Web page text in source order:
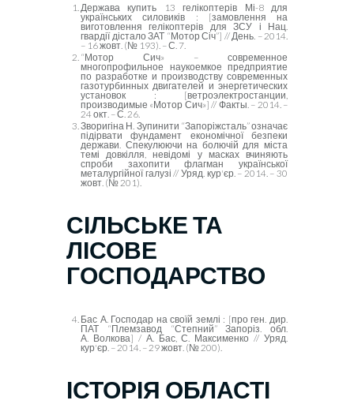
Держава купить 13 гелікоптерів Мі-8 для
українських силовиків : [замовлення на
виготовлення гелікоптерів для ЗСУ і Нац.
гвардії дістало ЗАТ “Мотор Січ”] // День. – 2014.
– 16 жовт. (№ 193). – С. 7.
“Мотор Сич» – современное
многопрофильное наукоемкое предприятие
по разработке и производству современных
газотурбинных двигателей и энергетических
установок : [ветроэлектростанции,
производимые «Мотор Сич»] // Факты. – 2014. –
24 окт. – С. 26.
Зворигіна Н. Зупинити “Запоріжсталь” означає
підірвати фундамент економічної безпеки
держави. Спекулюючи на болючій для міста
темі довкілля, невідомі у масках вчиняють
спроби захопити флагман української
металургійної галузі // Уряд. кур'єр. – 2014. – 30
жовт. (№ 201).
СІЛЬСЬКЕ ТА
ЛІСОВЕ
ГОСПОДАРСТВО
Бас А. Господар на своїй землі : [про ген. дир.
ПАТ “Племзавод “Степний” Запоріз. обл.
А. Волкова] / А. Бас, С. Максименко // Уряд.
кур'єр. – 2014. – 29 жовт. (№ 200).
ІСТОРІЯ ОБЛАСТІ